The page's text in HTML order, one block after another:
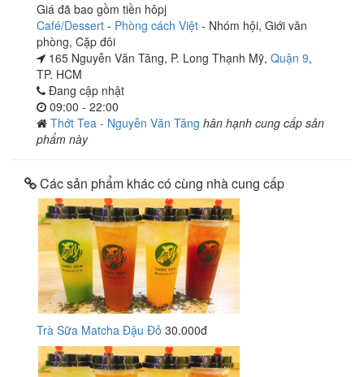
Giá đã bao gồm tiền hôpj
Café/Dessert - Phòng cách Việt - Nhóm hội, Giới văn
phòng, Cặp đôi
165 Nguyễn Văn Tăng, P. Long Thạnh Mỹ, Quận 9,
TP. HCM
Đang cập nhật
09:00 - 22:00
Thớt Tea - Nguyễn Văn Tăng hân hạnh cung cấp sản
phẩm này
Các sản phẩm khác có cùng nhà cung cấp
Trà Sữa Matcha Đậu Đỏ 30.000đ